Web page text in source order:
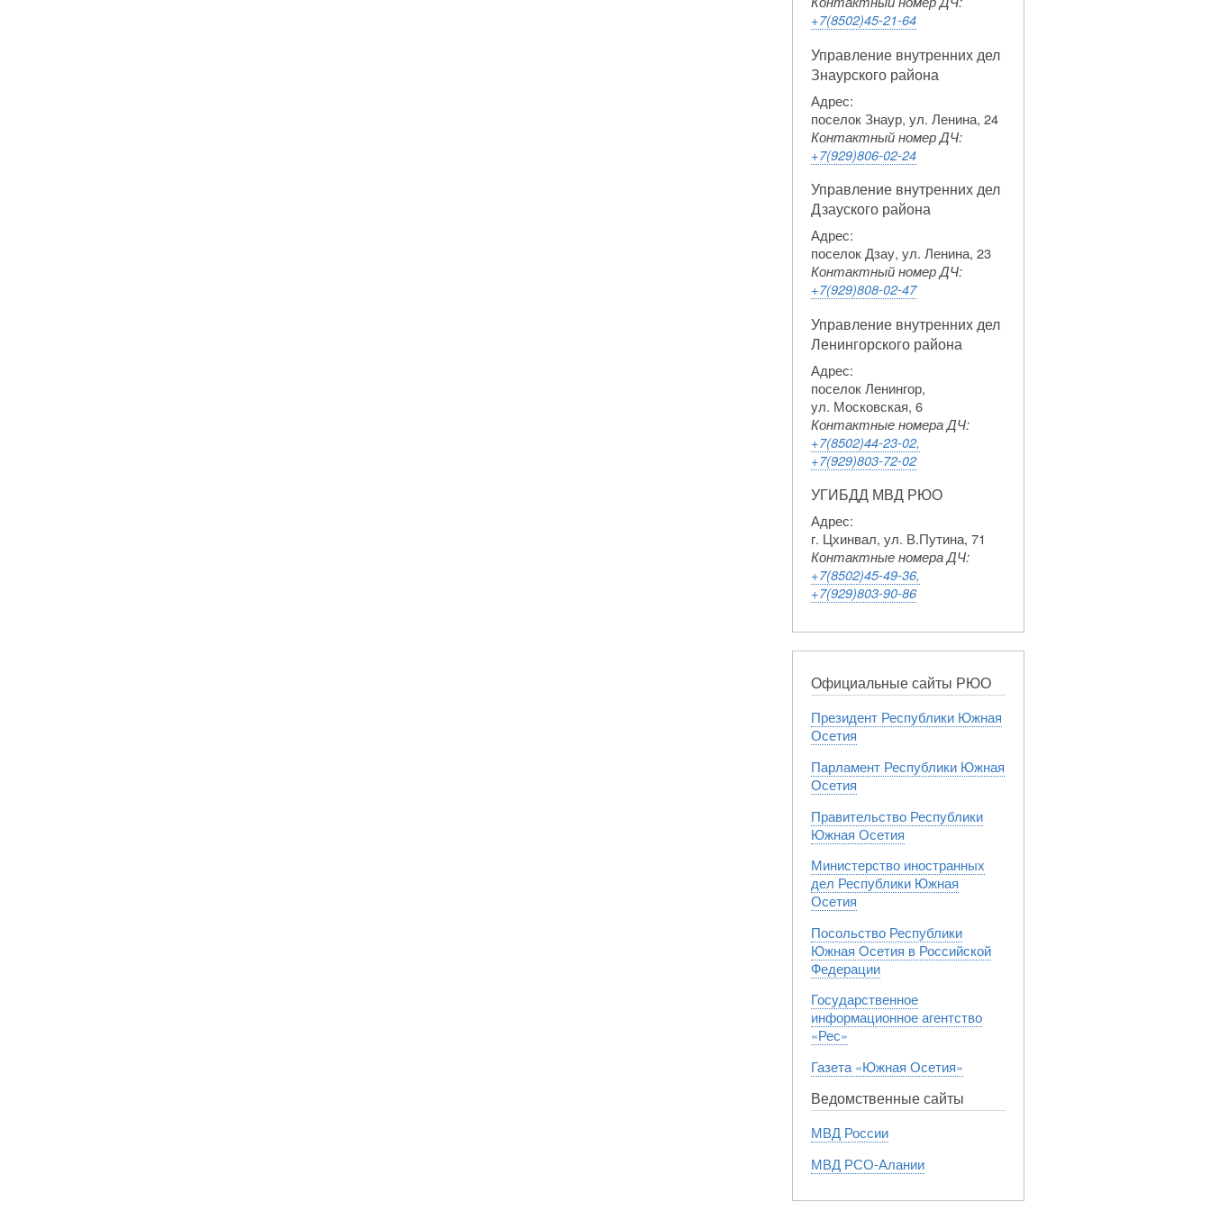
+7(8502)45-21-64
Управление внутренних дел
Знаурского района
Адрес:
поселок Знаур, ул. Ленина, 24
Контактный номер ДЧ:
+7(929)806-02-24
Управление внутренних дел
Дзауского района
Адрес:
поселок Дзау, ул. Ленина, 23
Контактный номер ДЧ:
+7(929)808-02-47
Управление внутренних дел
Ленингорского района
Адрес:
поселок Ленингор,
ул. Московская, 6
Контактные номера ДЧ:
+7(8502)44-23-02,
+7(929)803-72-02
УГИБДД МВД РЮО
Адрес:
г. Цхинвал, ул. В.Путина, 71
Контактные номера ДЧ:
+7(8502)45-49-36,
+7(929)803-90-86
Официальные сайты РЮО
Президент Республики Южная
Осетия
Парламент Республики Южная
Осетия
Правительство Республики
Южная Осетия
Министерство иностранных
дел Республики Южная
Осетия
Посольство Республики
Южная Осетия в Российской
Федерации
Государственное
информационное агентство
«Рес»
Газета «Южная Осетия»
Ведомственные сайты
МВД России
МВД РСО-Алании